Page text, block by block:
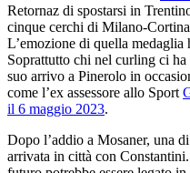
Retornaz di spostarsi in
cinque cerchi di Milano-
L’emozione di quella
Soprattutto chi nel curling ci
suo arrivo a Pinerolo in
come l’ex assessore allo Sport
il 6 maggio 2023.
Dopo l’addio a Mosaner, una
arrivata in città con